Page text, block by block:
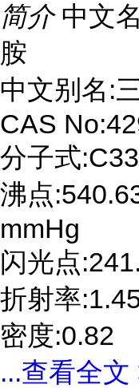
简介 中文
胺
中文别名:
CAS
分子式
沸点
mmHg
闪光点
折射率
密度:0.82
...查看全文